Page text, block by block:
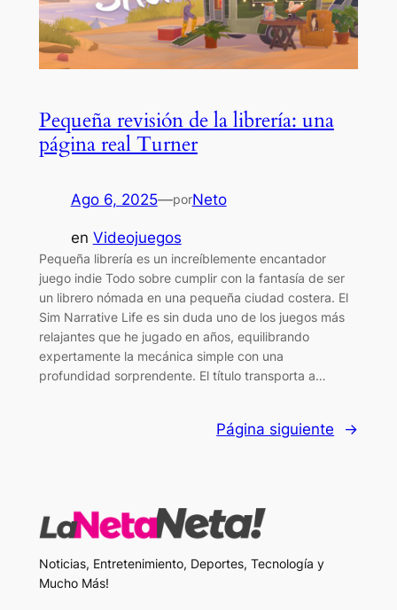
Pequeña revisión de la librería: una
página real Turner
Ago 6, 2025—porNeto
en Videojuegos
Pequeña librería es un increíblemente encantador
juego indie Todo sobre cumplir con la fantasía de ser
un librero nómada en una pequeña ciudad costera. El
Sim Narrative Life es sin duda uno de los juegos más
relajantes que he jugado en años, equilibrando
expertamente la mecánica simple con una
profundidad sorprendente. El título transporta a…
Página siguiente →
Noticias, Entretenimiento, Deportes, Tecnología y
Mucho Más!